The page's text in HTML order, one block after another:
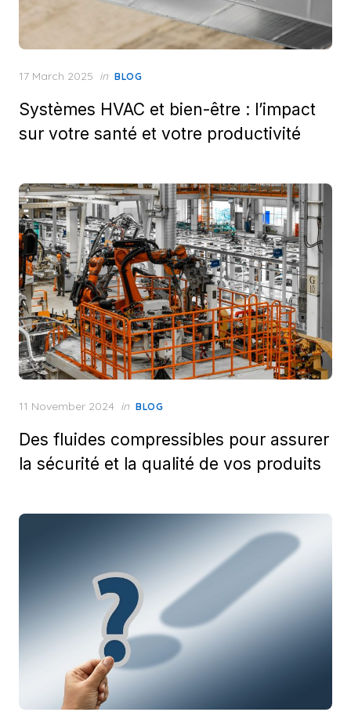
Posted
17 March 2025 in BLOG
Systèmes HVAC et bien-être : l’impact
sur votre santé et votre productivité
Posted
11 November 2024 in BLOG
Des fluides compressibles pour assurer
la sécurité et la qualité de vos produits